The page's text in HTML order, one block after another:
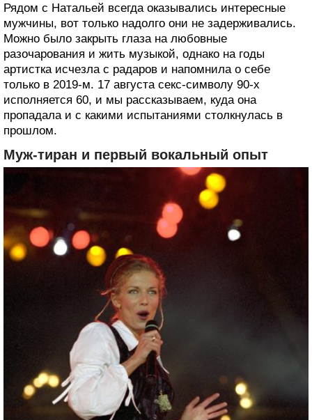
Рядом с Натальей всегда оказывались интересные
мужчины, вот только надолго они не задерживались.
Можно было закрыть глаза на любовные
разочарования и жить музыкой, однако на годы
артистка исчезла с радаров и напомнила о себе
только в 2019-м. 17 августа секс-символу 90-х
исполняется 60, и мы рассказываем, куда она
пропадала и с какими испытаниями столкнулась в
прошлом.
Муж-тиран и первый вокальный опыт